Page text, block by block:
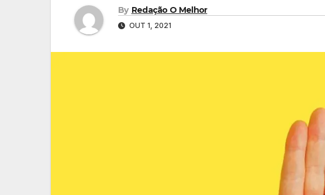
By Redação O Melhor
OUT 1, 2021